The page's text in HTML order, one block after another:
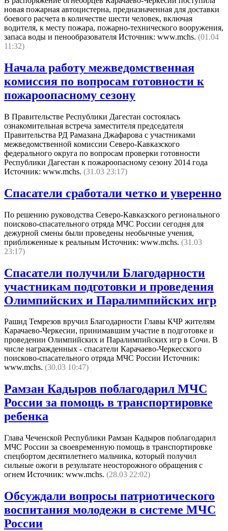
новая пожарная автоцистерна, предназначенная для доставки
боевого расчета в количестве шести человек, включая
водителя, к месту пожара, пожарно-технического вооружения,
запаса воды и пенообразователя Источник: www.mchs. (01.04
11:32)
Начала работу межведомственная
комиссия по вопросам готовности к
пожароопасному сезону
В Правительстве Республики Дагестан состоялась
ознакомительная встреча заместителя председателя
Правительства РД Рамазана Джафарова с участниками
межведомственной комиссии Северо-Кавказского
федерального округа по вопросам проверки готовности
Республики Дагестан к пожароопасному сезону 2014 года
Источник: www.mchs. (31.03 23:17)
Спасатели сработали четко и уверенно
По решению руководства Северо-Кавказского регионального
поисково-спасательного отряда МЧС России сегодня для
дежурной смены были проведены необычные учения,
приближенные к реальным Источник: www.mchs. (31.03
23:17)
Спасатели получили Благодарности
участникам подготовки и проведения
Олимпийских и Паралимпийских игр
Рашид Темрезов вручил Благодарности Главы КЧР жителям
Карачаево-Черкесии, принимавшим участие в подготовке и
проведении Олимпийских и Паралимпийских игр в Сочи. В
числе награжденных - cпасатели Карачаево-Черкесского
поисково-спасательного отряда МЧС России Источник:
www.mchs. (30.03 10:47)
Рамзан Кадыров поблагодарил МЧС
России за помощь в транспортировке
ребенка
Глава Чеченской Республики Рамзан Кадыров поблагодарил
МЧС России за своевременную помощь в транспортировке
спецбортом десятилетнего мальчика, который получил
сильные ожоги в результате неосторожного обращения с
огнем Источник: www.mchs. (28.03 22:02)
Обсуждали вопросы патриотического
воспитания молодежи в системе МЧС
России